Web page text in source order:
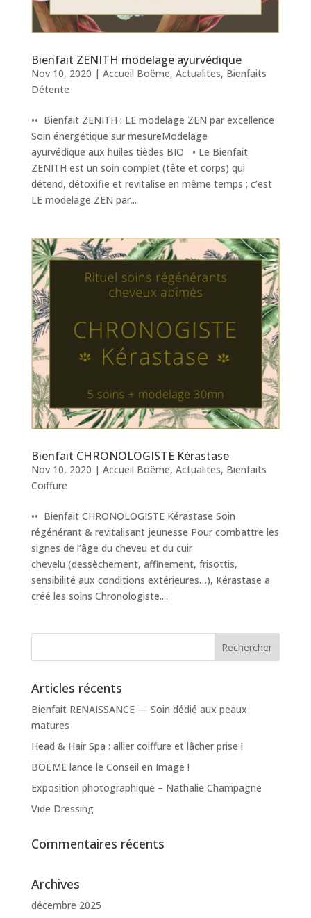
Bienfait ZENITH modelage ayurvédique
Nov 10, 2020 | Accueil Boëme, Actualites, Bienfaits
Détente
•• Bienfait ZENITH : LE modelage ZEN par excellence
Soin énergétique sur mesureModelage
ayurvédique aux huiles tièdes BIO • Le Bienfait
ZENITH est un soin complet (tête et corps) qui
détend, détoxifie et revitalise en même temps ; c’est
LE modelage ZEN par...
Bienfait CHRONOLOGISTE Kérastase
Nov 10, 2020 | Accueil Boëme, Actualites, Bienfaits
Coiffure
•• Bienfait CHRONOLOGISTE Kérastase Soin
régénérant & revitalisant jeunesse Pour combattre les
signes de l’âge du cheveu et du cuir
chevelu (dessèchement, affinement, frisottis,
sensibilité aux conditions extérieures…), Kérastase a
créé les soins Chronologiste....
Articles récents
Bienfait RENAISSANCE — Soin dédié aux peaux
matures
Head & Hair Spa : allier coiffure et lâcher prise !
BOËME lance le Conseil en Image !
Exposition photographique – Nathalie Champagne
Vide Dressing
Commentaires récents
Archives
décembre 2025